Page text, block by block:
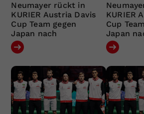
Neumayer rückt in
KURIER Austria Davis
Cup Team gegen
Japan nach
KURIER
Cup
Japan